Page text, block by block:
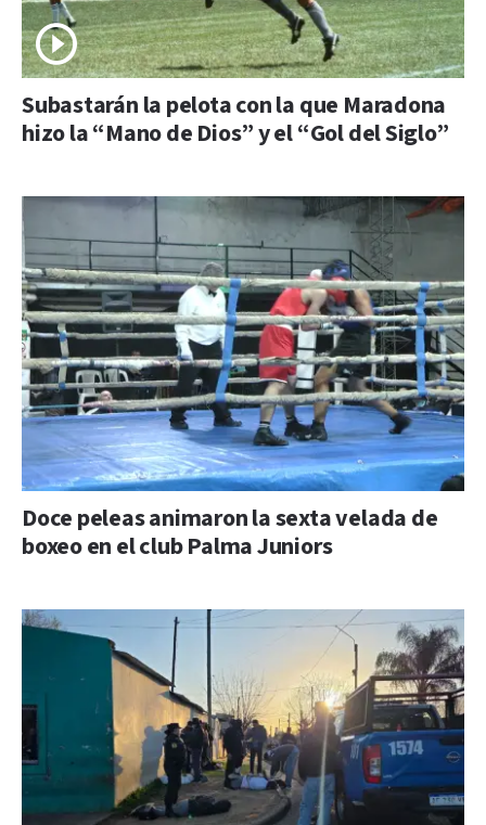
Subastarán la pelota con la que Maradona
hizo la “Mano de Dios” y el “Gol del Siglo”
Doce peleas animaron la sexta velada de
boxeo en el club Palma Juniors